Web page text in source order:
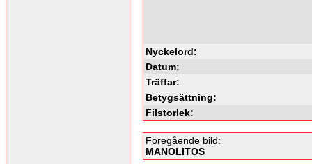
Nyckelord:
Datum:
Träffar:
Betygsättning:
Filstorlek:
Föregående bild:
MANOLITOS